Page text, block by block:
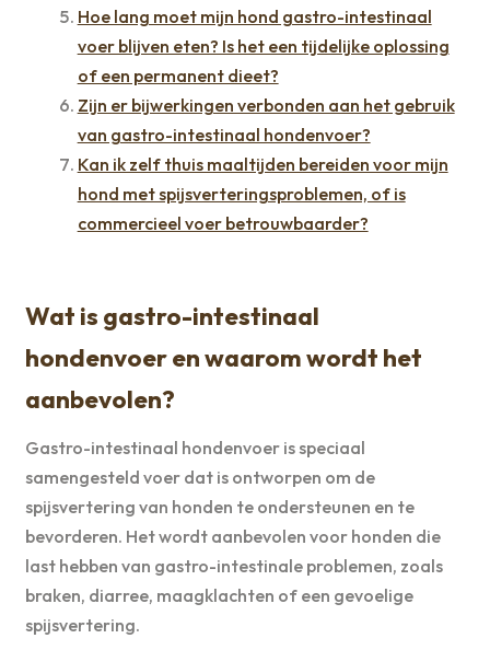
Hoe lang moet mijn hond gastro-intestinaal
voer blijven eten? Is het een tijdelijke oplossing
of een permanent dieet?
Zijn er bijwerkingen verbonden aan het gebruik
van gastro-intestinaal hondenvoer?
Kan ik zelf thuis maaltijden bereiden voor mijn
hond met spijsverteringsproblemen, of is
commercieel voer betrouwbaarder?
Wat is gastro-intestinaal
hondenvoer en waarom wordt het
aanbevolen?
Gastro-intestinaal hondenvoer is speciaal
samengesteld voer dat is ontworpen om de
spijsvertering van honden te ondersteunen en te
bevorderen. Het wordt aanbevolen voor honden die
last hebben van gastro-intestinale problemen, zoals
braken, diarree, maagklachten of een gevoelige
spijsvertering.